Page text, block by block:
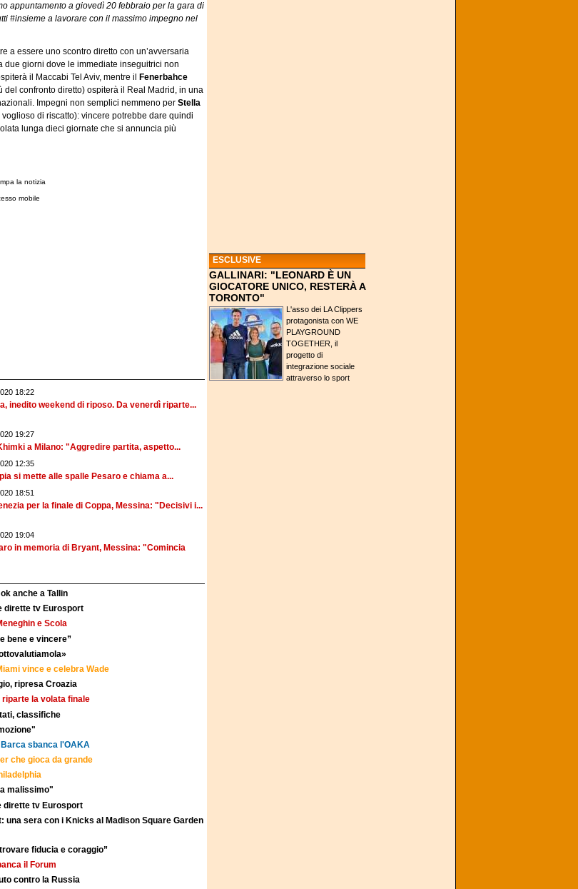
appuntamento a giovedì 20 febbraio per la gara di
#insieme a lavorare con il massimo impegno nel
a essere uno scontro diretto con un’avversaria
due giorni dove le immediate inseguitrici non
il Maccabi Tel Aviv, mentre il
Fenerbahce
del confronto diretto) ospiterà il Real Madrid, in una
Impegni non semplici nemmeno per Stella
voglioso di riscatto): vincere potrebbe dare quindi
lunga dieci giornate che si annuncia più
la notizia
mobile
18:22
inedito weekend di riposo. Da venerdì riparte...
19:27
a Milano: "Aggredire partita, aspetto...
12:35
si mette alle spalle Pesaro e chiama a...
18:51
per la finale di Coppa, Messina: "Decisivi i...
19:04
in memoria di Bryant, Messina: "Comincia
anche a Tallin
dirette tv Eurosport
e Scola
bene e vincere”
vince e celebra Wade
ripresa Croazia
riparte la volata finale
classifiche
sbanca l'OAKA
che gioca da grande
malissimo"
dirette tv Eurosport
una sera con i Knicks al Madison Square Garden
fiducia e coraggio”
il Forum
contro la Russia
ESCLUSIVE
GALLINARI: "LEONARD È UN
GIOCATORE UNICO, RESTERÀ A
TORONTO"
L'asso dei LA Clippers
protagonista con WE
PLAYGROUND
TOGETHER, il
progetto di
integrazione sociale
attraverso lo sport